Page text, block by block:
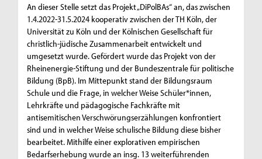
An dieser Stelle setzt das Projekt „DiPolBAs“ an, das zwischen
1.4.2022-31.5.2024 kooperativ zwischen der TH Köln, der
Universität zu Köln und der Kölnischen Gesellschaft für
christlich-jüdische Zusammenarbeit entwickelt und
umgesetzt wurde. Gefördert wurde das Projekt von der
Rheinenergie-Stiftung und der Bundeszentrale für politische
Bildung (BpB). Im Mittepunkt stand der Bildungsraum
Schule und die Frage, in welcher Weise Schüler*innen,
Lehrkräfte und pädagogische Fachkräfte mit
antisemitischen Verschwörungserzählungen konfrontiert
sind und in welcher Weise schulische Bildung diese bisher
bearbeitet. Mithilfe einer explorativen empirischen
Bedarfserhebung wurde an insg. 13 weiterführenden